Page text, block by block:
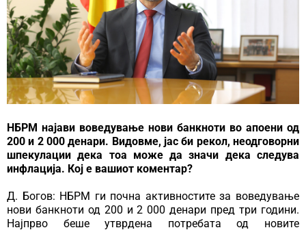
НБРМ најави воведување нови банкноти во апоени од
200 и 2 000 денари. Видовме, јас би рекол, неодговорни
шпекулации дека тоа може да значи дека следува
инфлација. Кој е вашиот коментар?
Д. Богов: НБРМ ги почна активностите за воведување
нови банкноти од 200 и 2 000 денари пред три години.
Најпрво беше утврдена потребата од новите